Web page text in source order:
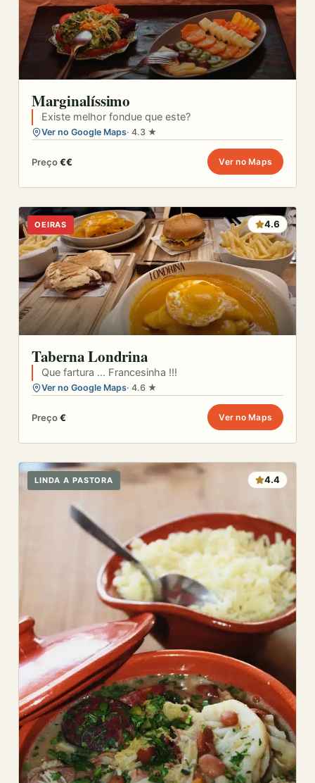
Marginalíssimo
Existe melhor fondue que este?
Ver no Google Maps· 4.3 ★
Preço€€ Ver no Maps
OEIRAS 4.6
Taberna Londrina
Que fartura ... Francesinha !!!
Ver no Google Maps· 4.6 ★
Preço€ Ver no Maps
LINDA A PASTORA 4.4